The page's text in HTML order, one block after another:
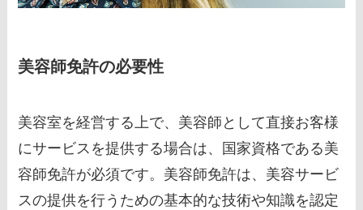
美容師免許の必要性
美容室を経営する上で、美容師として直接お客様
にサービスを提供する場合は、国家資格である美
容師免許が必須です。美容師免許は、美容サービ
スの提供を行うための基本的な技術や知識を認定